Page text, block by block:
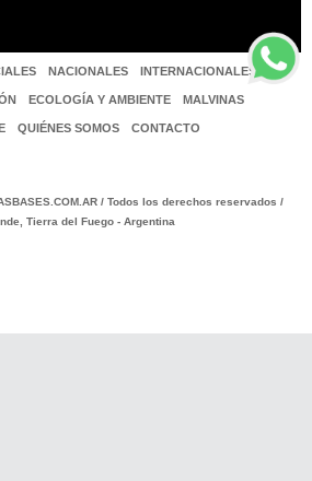
NACIONALES INTERNACIONALES
ECOLOGÍA Y AMBIENTE MALVINAS
QUIÉNES SOMOS CONTACTO
/ Todos los derechos reservados /
Tierra del Fuego - Argentina